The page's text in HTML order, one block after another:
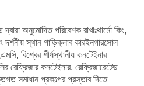
দ্বারা অনুমোদিত পরিবেশক রাখাঃথার্মো কিং,
স্থান গাড়িক্লাব কারইনগারসোল
, বিশ্বের শীর্ষস্থানীয় কনটেইনার
কনটেইনার, রেফ্রিজারেটেড
সমাধান প্রকল্পের প্রস্তাব দিতে